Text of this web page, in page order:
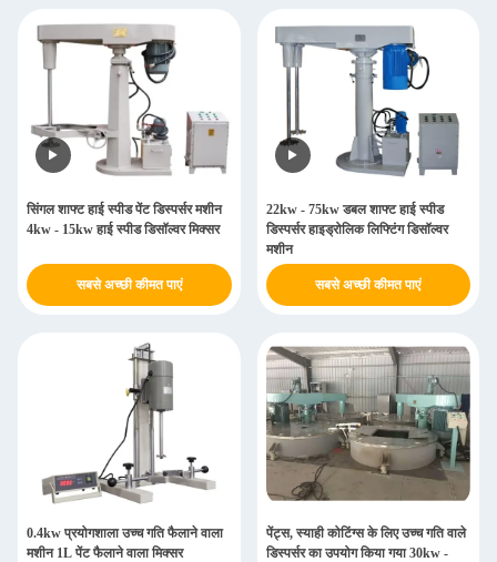
सिंगल शाफ्ट हाई स्पीड पेंट डिस्पर्सर मशीन
4kw - 15kw हाई स्पीड डिसॉल्वर मिक्सर
सबसे अच्छी कीमत पाएं
22kw - 75kw डबल शाफ्ट हाई स्पीड
डिस्पर्सर हाइड्रोलिक लिफ्टिंग डिसॉल्वर
मशीन
सबसे अच्छी कीमत पाएं
0.4kw प्रयोगशाला उच्च गति फैलाने वाला
मशीन 1L पेंट फैलाने वाला मिक्सर
पेंट्स, स्याही कोटिंग्स के लिए उच्च गति वाले
डिस्पर्सर का उपयोग किया गया 30kw -